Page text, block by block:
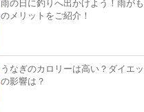
雨の日に釣りへ出かけよう！雨がも
のメリットをご紹介！
うなぎのカロリーは高い？ダイエ
の影響は？